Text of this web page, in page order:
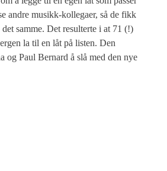
andre musikk-kollegaer, så de fikk
samme. Det resulterte i at71 (!)
la til en låt på listen. Den
og Paul Bernard å slå med den nye